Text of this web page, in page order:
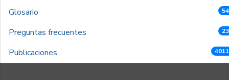
Glosario
Preguntas frecuentes
Publicaciones